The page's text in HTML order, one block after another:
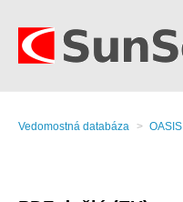
Vedomostná databáza OASIS